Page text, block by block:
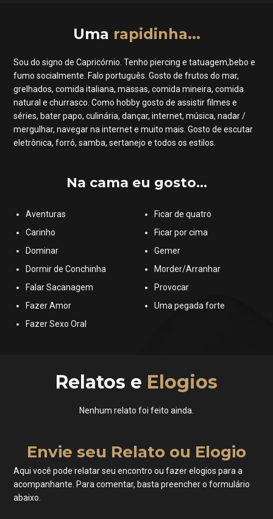
Uma rapidinha...
Sou do signo de Capricórnio. Tenho piercing e tatuagem,bebo e
fumo socialmente. Falo português. Gosto de frutos do mar,
grelhados, comida italiana, massas, comida mineira, comida
natural e churrasco. Como hobby gosto de assistir filmes e
séries, bater papo, culinária, dançar, internet, música, nadar /
mergulhar, navegar na internet e muito mais. Gosto de escutar
eletrônica, forró, samba, sertanejo e todos os estilos.
Na cama eu gosto...
Aventuras
Carinho
Dominar
Dormir de Conchinha
Falar Sacanagem
Fazer Amor
Fazer Sexo Oral
Ficar de quatro
Ficar por cima
Gemer
Morder/Arranhar
Provocar
Uma pegada forte
Relatos e Elogios
Nenhum relato foi feito ainda.
Envie seu Relato ou Elogio
Aqui você pode relatar seu encontro ou fazer elogios para a
acompanhante. Para comentar, basta preencher o formulário
abaixo.